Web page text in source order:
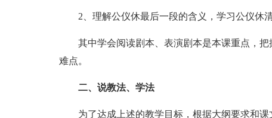
2、理解公仪休最后一段的含义，学习公仪休
其中学会阅读剧本、表演剧本是本课重点，
难点。
二、说教法、学法
为了达成上述的教学目标，根据大纲要求和